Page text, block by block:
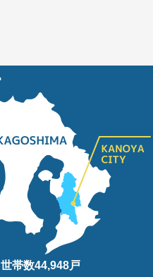
世帯数44,948戸